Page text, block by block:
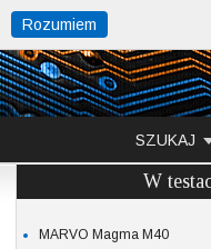
SZUKAJ
W
MARVO Magma M40
Rozumiem